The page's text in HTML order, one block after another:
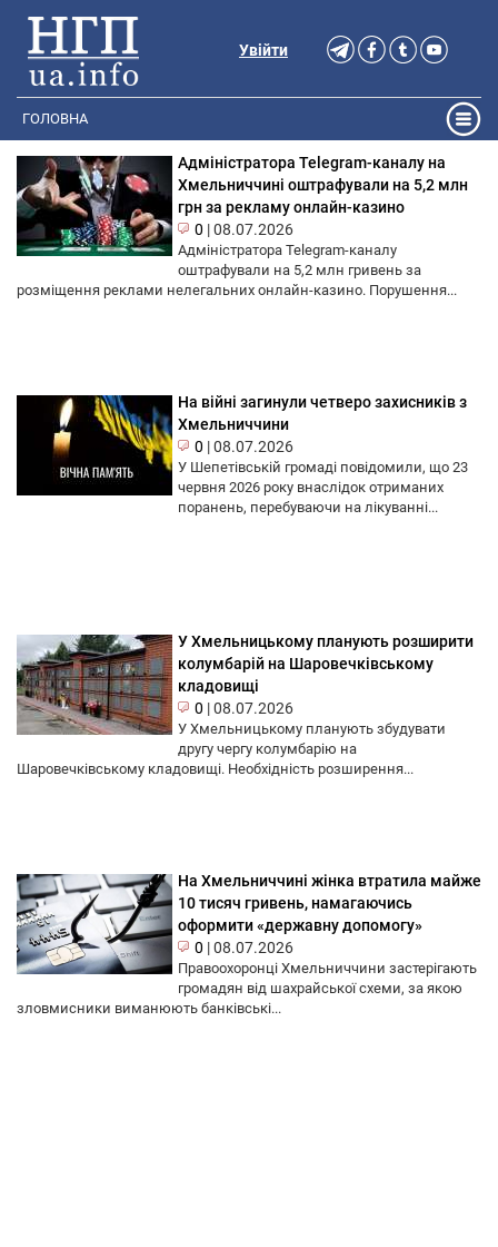
Увійти
ГОЛОВНА
Адміністратора Telegram-каналу на
Хмельниччині оштрафували на 5,2 млн
грн за рекламу онлайн-казино
0 |08.07.2026
Адміністратора Telegram-каналу
оштрафували на 5,2 млн гривень за
розміщення реклами нелегальних онлайн-казино. Порушення...
На війні загинули четверо захисників з
Хмельниччини
0 |08.07.2026
У Шепетівській громаді повідомили, що 23
червня 2026 року внаслідок отриманих
поранень, перебуваючи на лікуванні...
У Хмельницькому планують розширити
колумбарій на Шаровечківському
кладовищі
0 |08.07.2026
У Хмельницькому планують збудувати
другу чергу колумбарію на
Шаровечківському кладовищі. Необхідність розширення...
На Хмельниччині жінка втратила майже
10 тисяч гривень, намагаючись
оформити «державну допомогу»
0 |08.07.2026
Правоохоронці Хмельниччини застерігають
громадян від шахрайської схеми, за якою
зловмисники виманюють банківські...